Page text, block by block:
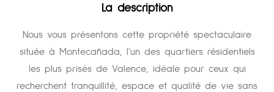
La description
Nous vous présentons cette propriété spectaculaire
située à Montecañada, l’un des quartiers résidentiels
les plus prisés de Valence, idéale pour ceux qui
recherchent tranquillité, espace et qualité de vie sans